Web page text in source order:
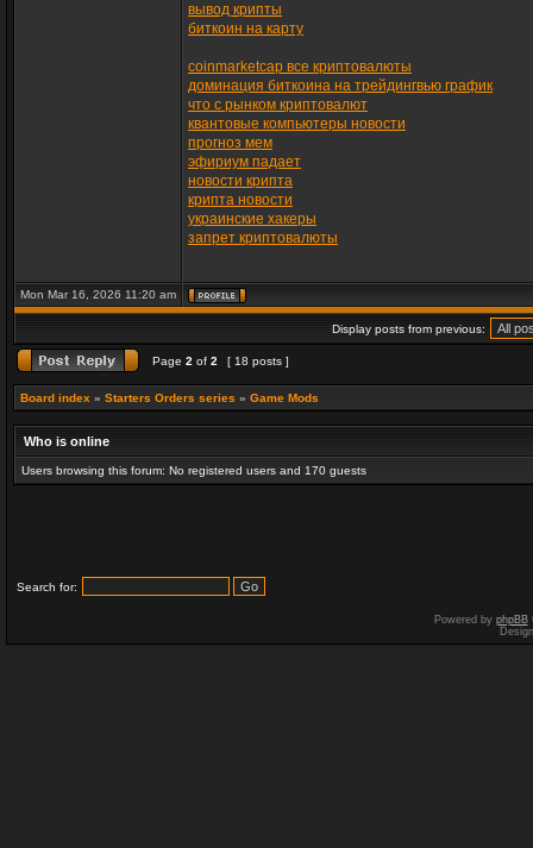
вывод крипты
биткоин на карту
coinmarketcap все криптовалюты
доминация биткоина на трейдингвью график
что с рынком криптовалют
квантовые компьютеры новости
прогноз мем
эфириум падает
новости крипта
крипта новости
украинские хакеры
запрет криптовалюты
Mon Mar 16, 2026 11:20 am
Display posts from previous:
Page 2 of 2 [ 18 posts ]
Board index » Starters Orders series » Game Mods
Who is online
Users browsing this forum: No registered users and 170 guests
Search for:
Powered by phpBB